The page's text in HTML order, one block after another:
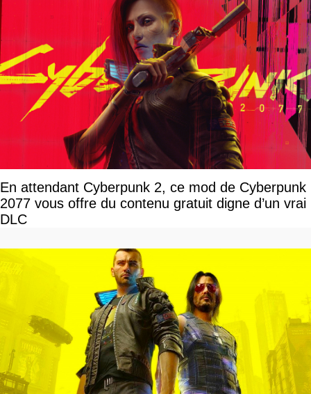
En attendant Cyberpunk 2, ce mod de Cyberpunk
2077 vous offre du contenu gratuit digne d’un vrai
DLC